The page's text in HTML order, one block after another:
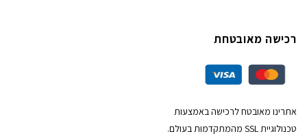
רכישה מאובטחת
אתרינו מאובטח לרכישה באמצעות
טכנולוגיית SSL מהמתקדמות בעולם.